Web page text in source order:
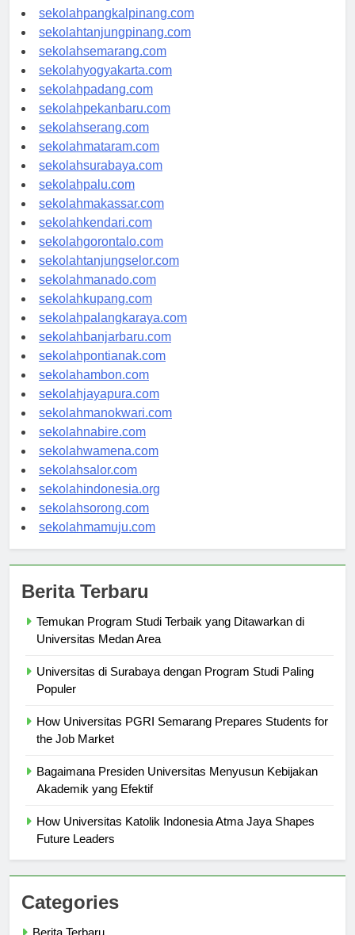
sekolahbengkulu.com
sekolahpangkalpinang.com
sekolahtanjungpinang.com
sekolahsemarang.com
sekolahyogyakarta.com
sekolahpadang.com
sekolahpekanbaru.com
sekolahserang.com
sekolahmataram.com
sekolahsurabaya.com
sekolahpalu.com
sekolahmakassar.com
sekolahkendari.com
sekolahgorontalo.com
sekolahtanjungselor.com
sekolahmanado.com
sekolahkupang.com
sekolahpalangkaraya.com
sekolahbanjarbaru.com
sekolahpontianak.com
sekolahambon.com
sekolahjayapura.com
sekolahmanokwari.com
sekolahnabire.com
sekolahwamena.com
sekolahsalor.com
sekolahindonesia.org
sekolahsorong.com
Berita Terbaru
Temukan Program Studi Terbaik yang Ditawarkan di
Universitas di Surabaya dengan Program Studi Paling
How Universitas PGRI Semarang Prepares Students for
Bagaimana Presiden Universitas Menyusun Kebijakan
How Universitas Katolik Indonesia Atma Jaya Shapes
Categories